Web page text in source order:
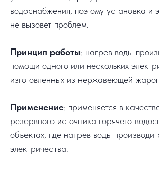
водоснабжения, поэтому установка и
не вызовет проблем.
Принцип работы: нагрев воды
помощи одного или нескольких
изготовленных из нержавеющей
Применение: применяется в
резервного источника горячего
объектах, где нагрев воды
электричества.